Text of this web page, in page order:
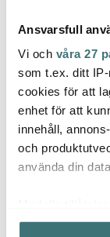
Ansvarsfull
Vi och våra 27
som t.ex. ditt
cookies för att
enhet för att
innehåll,
och
använda din
Samla in
Dorre
Kiah kökstång
med silikon och
låsfunktion
79 kr